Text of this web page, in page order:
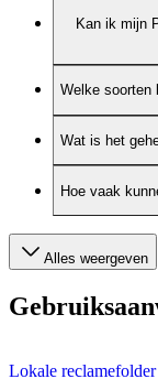
Kan ik mijn
Welke soorten
Wat is het
Hoe vaak
Alles weergeven
Lokale reclamefolder